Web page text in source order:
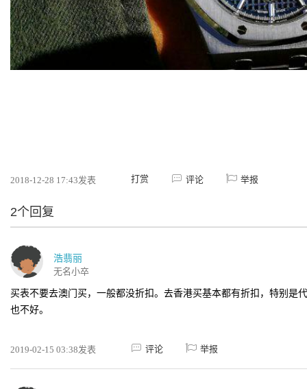
2018-12-28 17:43发表 打赏 评论 举报
2个回复
浩翡丽
无名小卒
买表不要去澳门买，一般都没折扣。去香港买基本都有折扣，特别是
也不好。
2019-02-15 03:38发表 评论 举报